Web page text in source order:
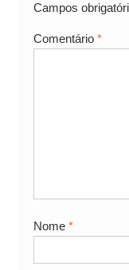
Campos
Comentário *
Nome *